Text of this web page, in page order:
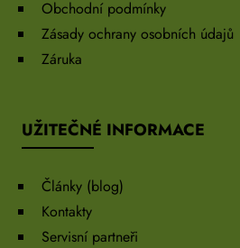
Obchodní podmínky
Zásady ochrany osobních údajů
Záruka
UŽITEČNÉ INFORMACE
Články (blog)
Kontakty
Servisní partneři